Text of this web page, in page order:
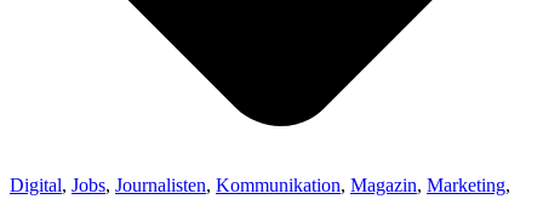
Digital, Jobs, Journalisten, Kommunikation, Magazin, Marketing,